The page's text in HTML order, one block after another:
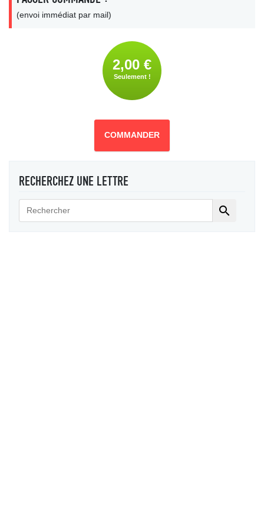
(envoi immédiat par mail)
2,00 €
Seulement !
COMMANDER
RECHERCHEZ UNE LETTRE
